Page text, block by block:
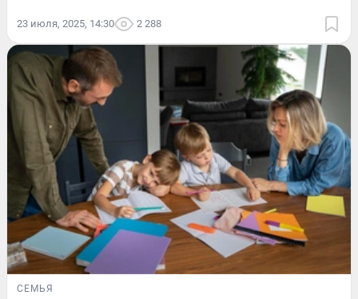
23 июля, 2025, 14:30 2 288
СЕМЬЯ